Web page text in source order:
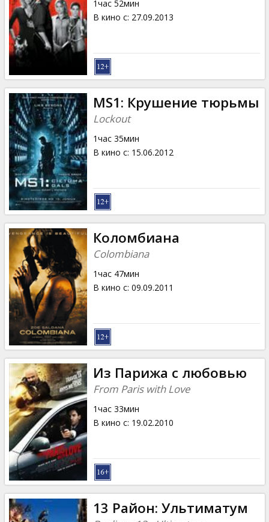
1час 52мин
В кино с: 27.09.2013
MS1: Крушение тюрьмы
Lockout
1час 35мин
В кино с: 15.06.2012
Коломбиана
Colombiana
1час 47мин
В кино с: 09.09.2011
Из Парижа с любовью
From Paris with Love
1час 33мин
В кино с: 19.02.2010
13 Район: Ультиматум